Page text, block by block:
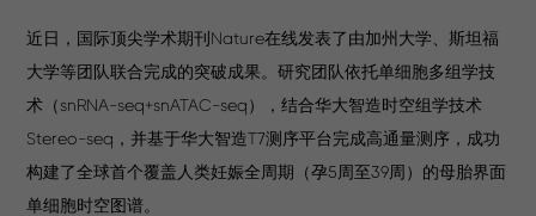
近日，国际顶尖学术期刊Nature在线发表了由加州大学、斯坦福
大学等团队联合完成的突破成果。研究团队依托单细胞多组学技
术（snRNA-seq+snATAC-seq），结合华大智造时空组学技术
Stereo-seq，并基于华大智造T7测序平台完成高通量测序，成功
构建了全球首个覆盖人类妊娠全周期（孕5周至39周）的母胎界面
单细胞时空图谱。